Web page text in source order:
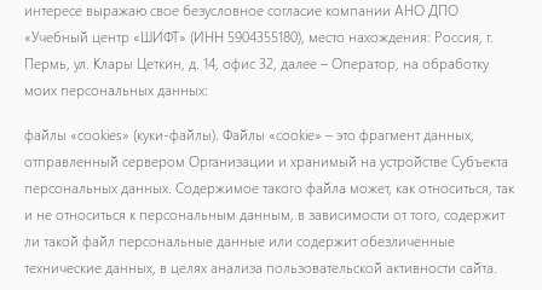
интересе выражаю свое безусловное согласие компании АНО ДПО
«Учебный центр «ШИФТ» (ИНН 5904355180), место нахождения: Россия, г.
Пермь, ул. Клары Цеткин, д. 14, офис 32, далее – Оператор, на обработку
моих персональных данных:
файлы «cookies» (куки-файлы). Файлы «cookie» – это фрагмент данных,
отправленный сервером Организации и хранимый на устройстве Субъекта
персональных данных. Содержимое такого файла может, как относиться, так
и не относиться к персональным данным, в зависимости от того, содержит
ли такой файл персональные данные или содержит обезличенные
технические данных, в целях анализа пользовательской активности сайта.